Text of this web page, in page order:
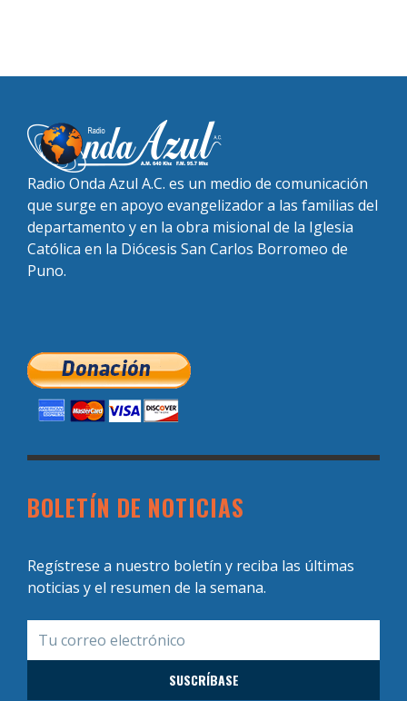
Radio Onda Azul A.C. es un medio de comunicación
que surge en apoyo evangelizador a las familias del
departamento y en la obra misional de la Iglesia
Católica en la Diócesis San Carlos Borromeo de
Puno.
BOLETÍN DE NOTICIAS
Regístrese a nuestro boletín y reciba las últimas
noticias y el resumen de la semana.